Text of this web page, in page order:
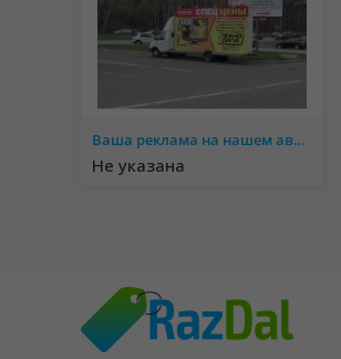
Ваша реклама на нашем авто.Брендмобиль,реклама на газеле
Не указана